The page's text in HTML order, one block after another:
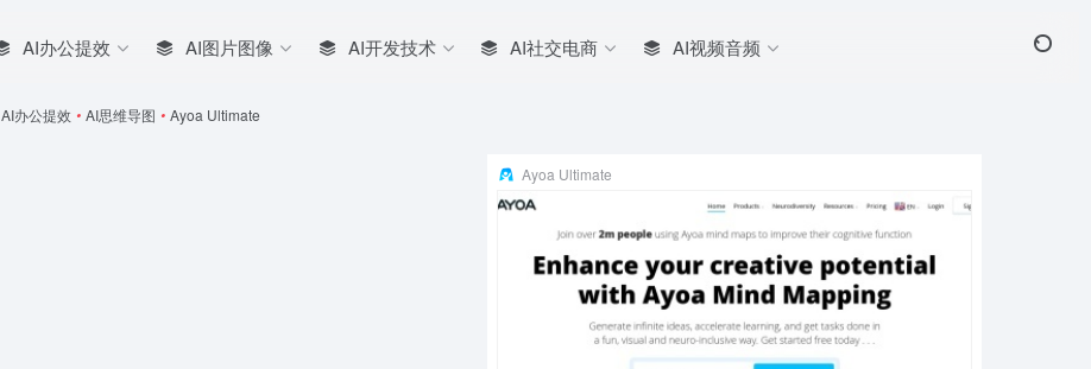
AI办公提效 AI图片图像 AI开发技术 AI社交电商 AI视频音频
AI办公提效 • AI思维导图 • Ayoa Ultimate
Ayoa Ultimate